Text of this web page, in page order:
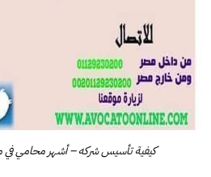
كيفية تأسيس شركه – أشهر محامي